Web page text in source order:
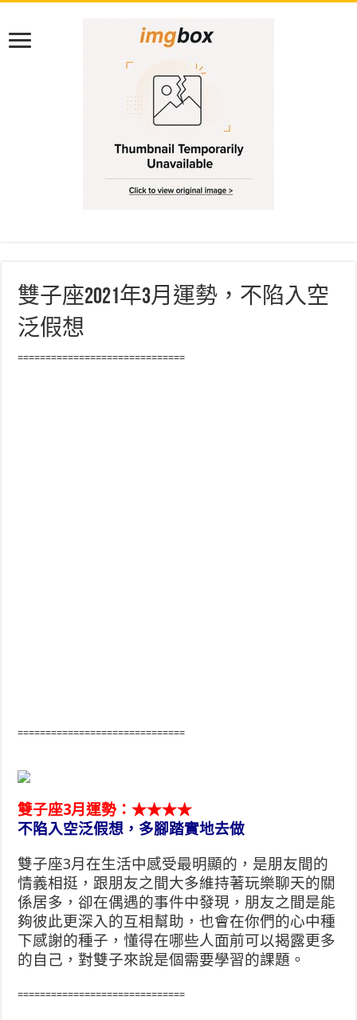
雙子座2021年3月運勢，不陷入空
泛假想
==============================
==============================
雙子座3月運勢：★★★★
不陷入空泛假想，多腳踏實地去做
雙子座3月在生活中感受最明顯的，是朋友間的
情義相挺，跟朋友之間大多維持著玩樂聊天的關
係居多，卻在偶遇的事件中發現，朋友之間是能
夠彼此更深入的互相幫助，也會在你們的心中種
下感謝的種子，懂得在哪些人面前可以揭露更多
的自己，對雙子來說是個需要學習的課題。
==============================